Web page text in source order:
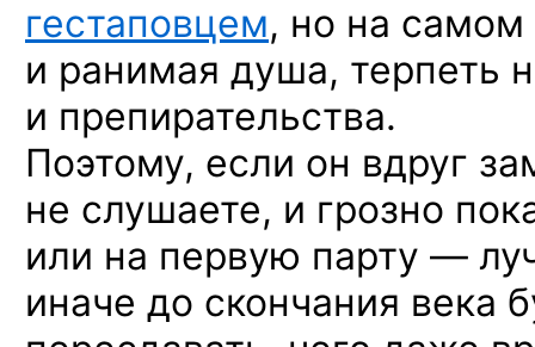
гестаповцем, но на самом
и ранимая душа, терпеть
и препирательства.
Поэтому, если он вдруг
не слушаете, и грозно
или на первую парту —
иначе до скончания века